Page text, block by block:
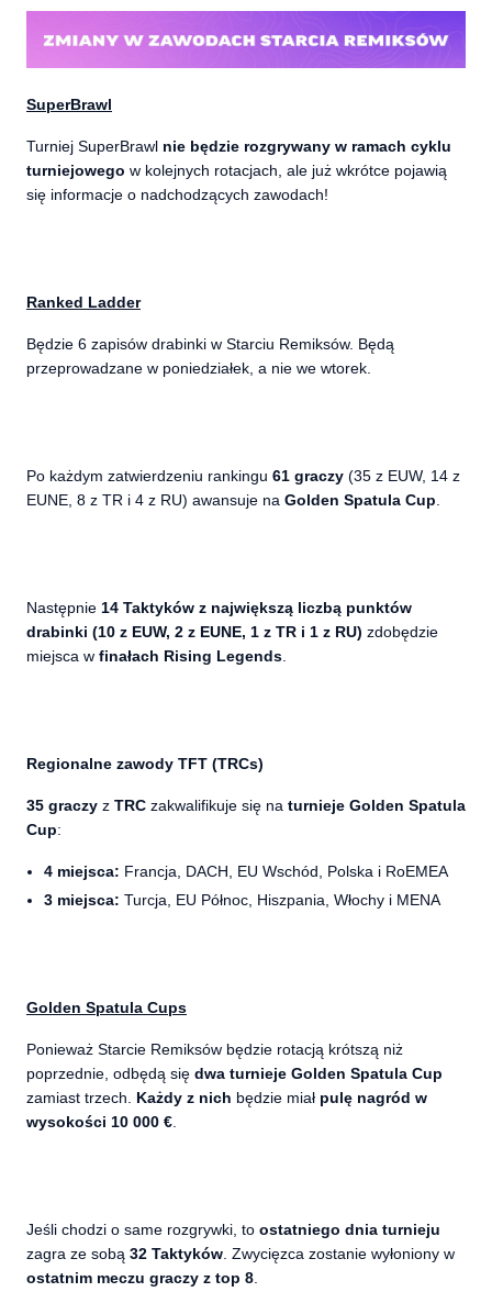
SuperBrawl
Turniej SuperBrawl nie będzie rozgrywany w ramach cyklu
turniejowego w kolejnych rotacjach, ale już wkrótce pojawią
się informacje o nadchodzących zawodach!
Ranked Ladder
Będzie 6 zapisów drabinki w Starciu Remiksów. Będą
przeprowadzane w poniedziałek, a nie we wtorek.
Po każdym zatwierdzeniu rankingu 61 graczy (35 z EUW, 14 z
EUNE, 8 z TR i 4 z RU) awansuje na Golden Spatula Cup.
Następnie 14 Taktyków z największą liczbą punktów
drabinki (10 z EUW, 2 z EUNE, 1 z TR i 1 z RU) zdobędzie
miejsca w finałach Rising Legends.
Regionalne zawody TFT (TRCs)
35 graczy z TRC zakwalifikuje się na turnieje Golden Spatula
Cup:
4 miejsca: Francja, DACH, EU Wschód, Polska i RoEMEA
3 miejsca: Turcja, EU Północ, Hiszpania, Włochy i MENA
Golden Spatula Cups
Ponieważ Starcie Remiksów będzie rotacją krótszą niż
poprzednie, odbędą się dwa turnieje Golden Spatula Cup
zamiast trzech. Każdy z nich będzie miał pulę nagród w
wysokości 10 000 €.
Jeśli chodzi o same rozgrywki, to ostatniego dnia turnieju
zagra ze sobą 32 Taktyków. Zwycięzca zostanie wyłoniony w
ostatnim meczu graczy z top 8.